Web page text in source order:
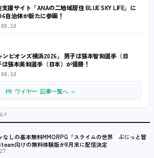
援サイト「ANAの二地域居住 BLUE SKY LIFE」に
自治体が新たに参画！
ンピオンズ横浜2026」 男子は張本智和選手（日
張本美和選手（日本）が優勝！
PR ワイヤー 記事一覧へ →
なしの基本無料MMORPG「スライムの世界 ぷにっと冒
向けの無料体験版が8月末に配信決定